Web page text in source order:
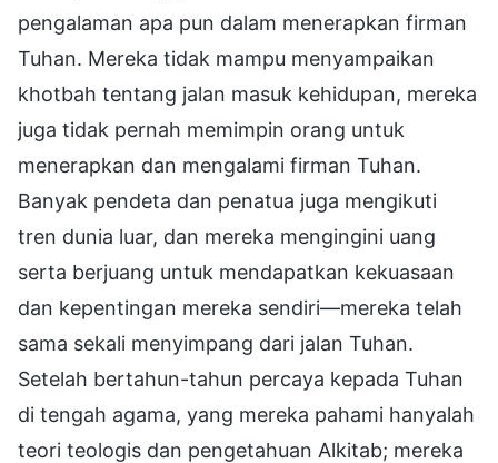
pengalaman apa pun dalam menerapkan firman
Tuhan. Mereka tidak mampu menyampaikan
khotbah tentang jalan masuk kehidupan, mereka
juga tidak pernah memimpin orang untuk
menerapkan dan mengalami firman Tuhan.
Banyak pendeta dan penatua juga mengikuti
tren dunia luar, dan mereka mengingini uang
serta berjuang untuk mendapatkan kekuasaan
dan kepentingan mereka sendiri—mereka telah
sama sekali menyimpang dari jalan Tuhan.
Setelah bertahun-tahun percaya kepada Tuhan
di tengah agama, yang mereka pahami hanyalah
teori teologis dan pengetahuan Alkitab; mereka